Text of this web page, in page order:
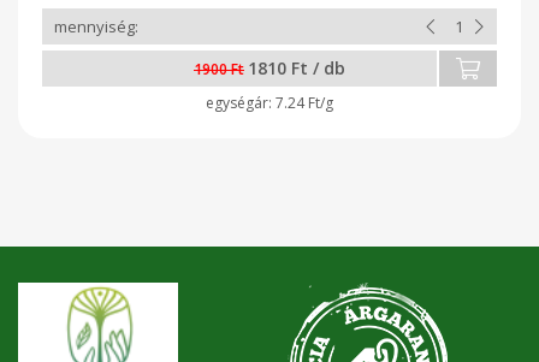
ZABFELDOLGOZÓ ÜZEM
1900 Ft 1810 Ft / db
7.24 Ft/g